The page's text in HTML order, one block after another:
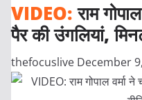
VIDEO:राम
पैर की उंगलियां,
thefocuslive December